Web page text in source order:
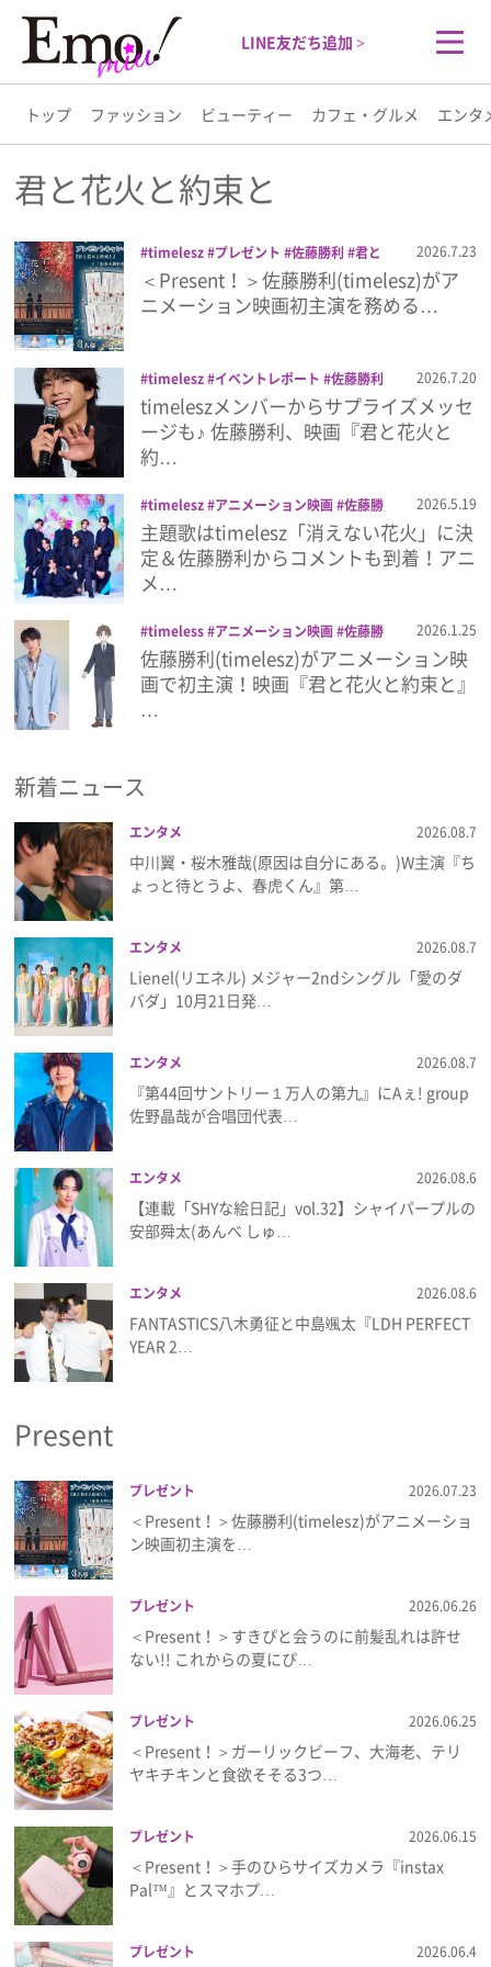
LINE友だち追加 >
トップ ファッション ビューティー カフェ・グルメ エンタ
トップ
ファッション
ビューティー
カフェ・グルメ
エンタメ
ライフスタイル
プレゼント
インタビュー
フィルム
ランキング
Emo!miuとは？
免責事項
プライバシーポリシー
利用規約
お問い合わせ
君と花火と約束と
timelesz プレゼント 佐藤勝利
君と
花火と約束と
映画
2026.7.23
＜Present！＞佐藤勝利(timelesz)がア
ニメーション映画初主演を務める…
timelesz イベントレポート
佐藤勝利
君と花火と約束と
2026.7.20
timeleszメンバーからサプライズメッセ
ージも♪ 佐藤勝利、映画『君と花火と
約…
timelesz アニメーション映画 佐藤勝
利 君と花火と約束と 映画 消えない花
火
2026.5.19
主題歌はtimelesz「消えない花火」に決
定＆佐藤勝利からコメントも到着！アニ
メ…
timeless アニメーション映画 佐藤勝
利 君と花火と約束と 映画
2026.1.25
佐藤勝利(timelesz)がアニメーション映
画で初主演！映画『君と花火と約束と』
…
新着ニュース
エンタメ 2026.08.7
中川翼・桜木雅哉(原因は自分にある。)W主演『ち
ょっと待とうよ、春虎くん』第…
エンタメ 2026.08.7
Lienel(リエネル) メジャー2ndシングル「愛のダ
バダ」10月21日発…
エンタメ 2026.08.7
『第44回サントリー１万人の第九』にAぇ! group
佐野晶哉が合唱団代表…
エンタメ 2026.08.6
【連載「SHYな絵日記」vol.32】シャイパープルの
安部舜太(あんべ しゅ…
エンタメ 2026.08.6
FANTASTICS八木勇征と中島颯太『LDH PERFECT
YEAR 2…
Present
プレゼント 2026.07.23
＜Present！＞佐藤勝利(timelesz)がアニメーショ
ン映画初主演を…
プレゼント 2026.06.26
＜Present！＞すきぴと会うのに前髪乱れは許せ
ない!! これからの夏にぴ…
プレゼント 2026.06.25
＜Present！＞ガーリックビーフ、大海老、テリ
ヤキチキンと食欲そそる3つ…
プレゼント 2026.06.15
＜Present！＞手のひらサイズカメラ『instax
Pal™』とスマホプ…
プレゼント 2026.06.4